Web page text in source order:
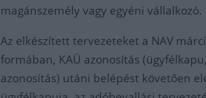
magánszemély vagy egyéni vállalkozó.
Az elkészített tervezeteket a NAV
formában, KAÜ azonosítás
azonosítás) utáni belépést követően